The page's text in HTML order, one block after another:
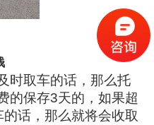
时取车的话，那么托
的保存3天的，如果超
话，那么就将会收取